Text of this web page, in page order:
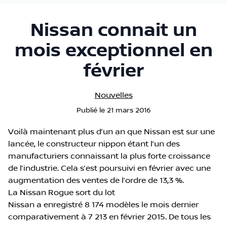
Nissan connait un
mois exceptionnel en
février
Nouvelles
Publié le 21 mars 2016
Voilà maintenant plus d’un an que Nissan est sur une
lancée, le constructeur nippon étant l’un des
manufacturiers connaissant la plus forte croissance
de l’industrie. Cela s’est poursuivi en février avec une
augmentation des ventes de l’ordre de 13,3 %.
La Nissan Rogue sort du lot
Nissan a enregistré 8 174 modèles le mois dernier
comparativement à 7 213 en février 2015. De tous les